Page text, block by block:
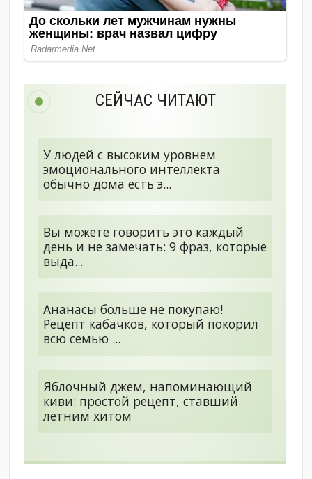
СЕЙЧАС ЧИТАЮТ
У людей с высоким уровнем
эмоционального интеллекта
обычно дома есть э...
Вы можете говорить это каждый
день и не замечать: 9 фраз, которые
выда...
Ананасы больше не покупаю!
Рецепт кабачков, который покорил
всю семью ...
Яблочный джем, напоминающий
киви: простой рецепт, ставший
летним хитом